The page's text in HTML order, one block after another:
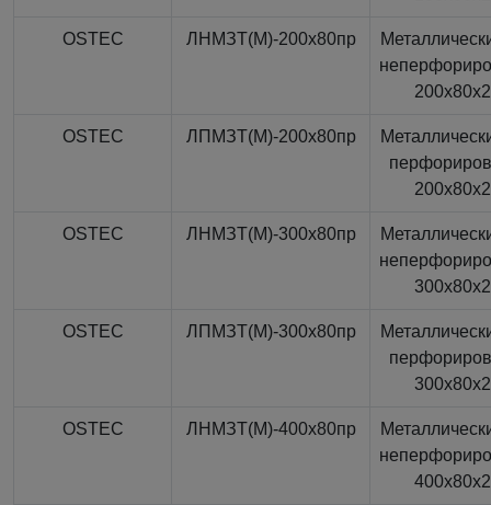
OSTEC ЛНМЗТ(М)-200x80пр
OSTEC ЛПМЗТ(М)-200x80пр
OSTEC ЛНМЗТ(М)-300x80пр
OSTEC ЛПМЗТ(М)-300x80пр
OSTEC ЛНМЗТ(М)-400x80пр